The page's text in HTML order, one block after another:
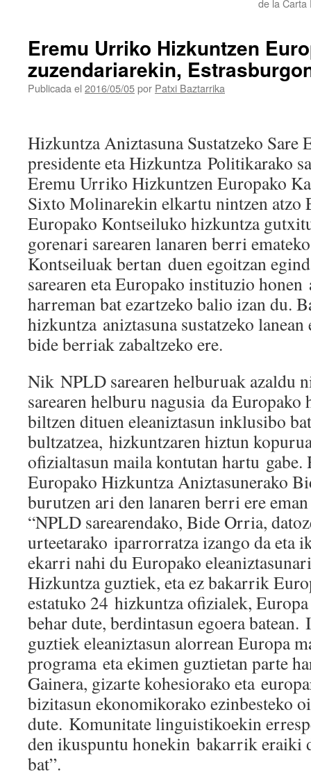
de la Carta
Eremu Urriko Hizkuntzen
zuzendariarekin,
Publicada el 2016/05/05por Patxi Baztarrika
Hizkuntza Aniztasuna Sustatzeko
presidente eta Hizkuntza Politikarako
Eremu Urriko Hizkuntzen Europako
Sixto Molinarekin elkartu nintzen atzo
Europako Kontseiluko hizkuntza
gorenari sarearen lanaren berri
Kontseiluak bertan duen egoitzan
sarearen eta Europako instituzio
harreman bat ezartzeko balio izan du.
hizkuntza aniztasuna sustatzeko
bide berriak zabaltzeko ere.
Nik NPLD sarearen helburuak azaldu
sarearen helburu nagusia da Europako
biltzen dituen eleaniztasun inklusibo bat
bultzatzea, hizkuntzaren hiztun
ofizialtasun maila kontutan hartu gabe.
Europako Hizkuntza Aniztasunerako
burutzen ari den lanaren berri ere
“NPLD sarearendako, Bide Orria,
urteetarako iparrorratza izango da eta
ekarri nahi du Europako
Hizkuntza guztiek, eta ez bakarrik
estatuko 24 hizkuntza ofizialek,
behar dute, berdintasun egoera batean.
guztiek eleaniztasun alorrean Europa
programa eta ekimen guztietan parte
Gainera, gizarte kohesiorako eta
bizitasun ekonomikorako ezinbesteko
dute. Komunitate linguistikoekin
den ikuspuntu honekin bakarrik eraiki
bat”.